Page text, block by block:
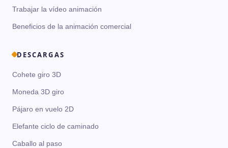
Trabajar la vídeo animación
Beneficios de la animación comercial
DESCARGAS
Cohete giro 3D
Moneda 3D giro
Pájaro en vuelo 2D
Elefante ciclo de caminado
Caballo al paso